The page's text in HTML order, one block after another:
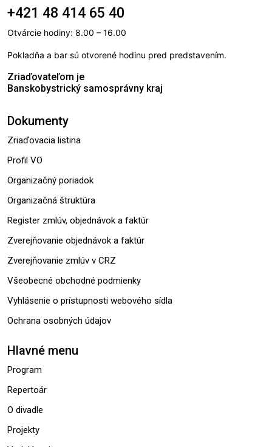
+421 48 414 65 40​
Otvárcie hodiny: 8.00 – 16.00
Pokladňa a bar sú otvorené hodinu pred predstavením.
Zriaďovateľom je
Banskobystrický samosprávny kraj
Dokumenty
Zriaďovacia listina
Profil VO
Organizačný poriadok
Organizačná štruktúra
Register zmlúv, objednávok a faktúr
Zverejňovanie objednávok a faktúr
Zverejňovanie zmlúv v CRZ
Všeobecné obchodné podmienky
Vyhlásenie o prístupnosti webového sídla
Ochrana osobných údajov
Hlavné menu
Program
Repertoár
O divadle
Projekty